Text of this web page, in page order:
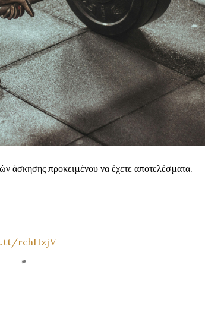
άσκησης προκειμένου να έχετε αποτελέσματα.
rchHzjV